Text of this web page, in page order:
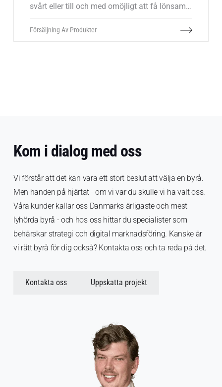
svårt eller till och med omöjligt att få lönsam
försäljningsstrategi är avgörande.
Försäljning Av Produkter
Kom i dialog med oss
Vi förstår att det kan vara ett stort beslut att välja en byrå.
Men handen på hjärtat - om vi var du skulle vi ha valt oss.
Våra kunder kallar oss Danmarks ärligaste och mest
lyhörda byrå - och hos oss hittar du specialister som
behärskar strategi och digital marknadsföring. Kanske är
vi rätt byrå för dig också? Kontakta oss och ta reda på det.
Kontakta oss Uppskatta projekt